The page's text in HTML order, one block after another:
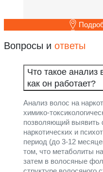
Вопросы и ответы
Что такое анализ
как он работает?
Анализ волос на
химико-
позволяющий выявить
наркотических и
период (до 3-12
том, что метаболиты
затем в волосяные